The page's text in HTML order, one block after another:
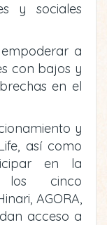
y sociales
a
con bajos y
en el
y
así como
en la
los cinco
AGORA,
acceso a